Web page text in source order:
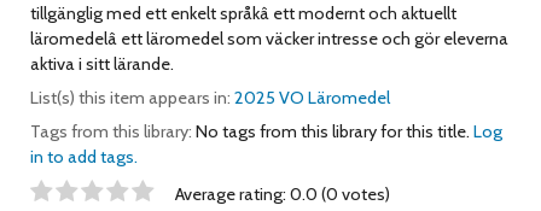
tillgänglig med ett enkelt språkâ ett modernt och aktuellt
läromedelâ ett läromedel som väcker intresse och gör eleverna
aktiva i sitt lärande.
List(s) this item appears in: 2025 VO Läromedel
Tags from this library: No tags from this library for this title. Log
in to add tags.
Star ratings Average rating: 0.0 (0 votes)